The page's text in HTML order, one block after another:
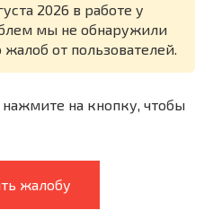
2026 в работе у
мы не обнаружили
от пользователей.
на кнопку, чтобы
жалобу